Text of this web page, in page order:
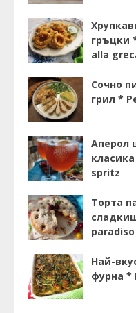
гръцки
alla
Сочно
грил *
Аперол
spritz
Торта
Най-
фурна *